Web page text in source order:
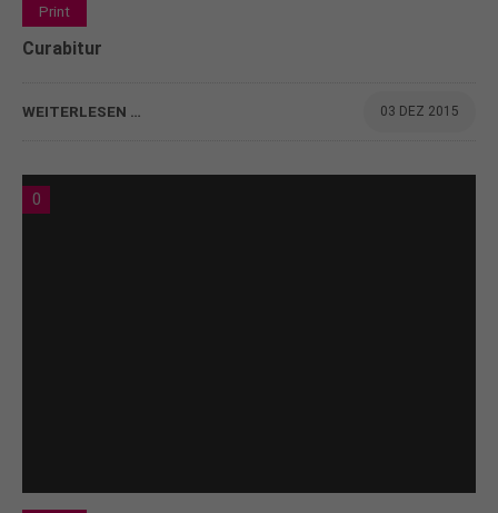
Print
Curabitur
WEITERLESEN … 03 DEZ 2015
0